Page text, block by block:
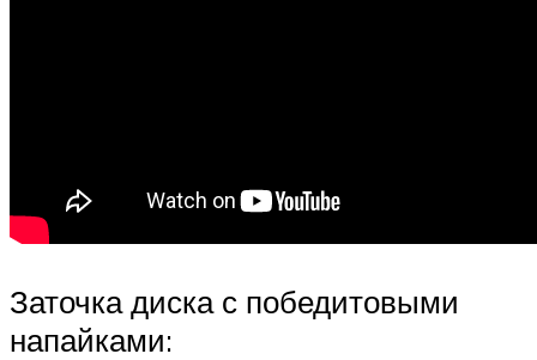
Заточка диска с победитовыми
напайками: